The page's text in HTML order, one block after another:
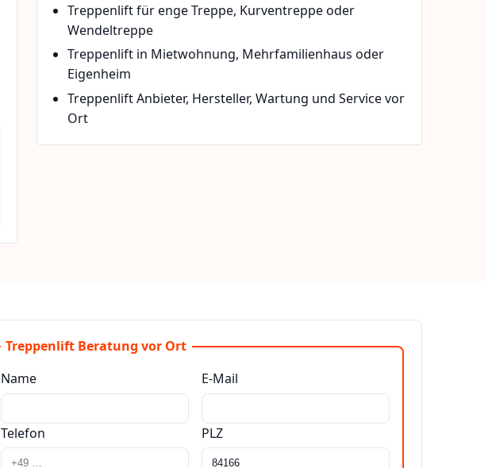
Treppenlift für enge Treppe, Kurventreppe oder
Wendeltreppe
Treppenlift in Mietwohnung, Mehrfamilienhaus oder
Eigenheim
Treppenlift Anbieter, Hersteller, Wartung und Service vor
Ort
Treppenlift Beratung vor Ort
Name
E-Mail
Telefon PLZ